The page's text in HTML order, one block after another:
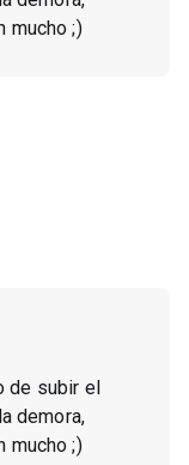
mucho ;)
de subir el
demora,
mucho ;)